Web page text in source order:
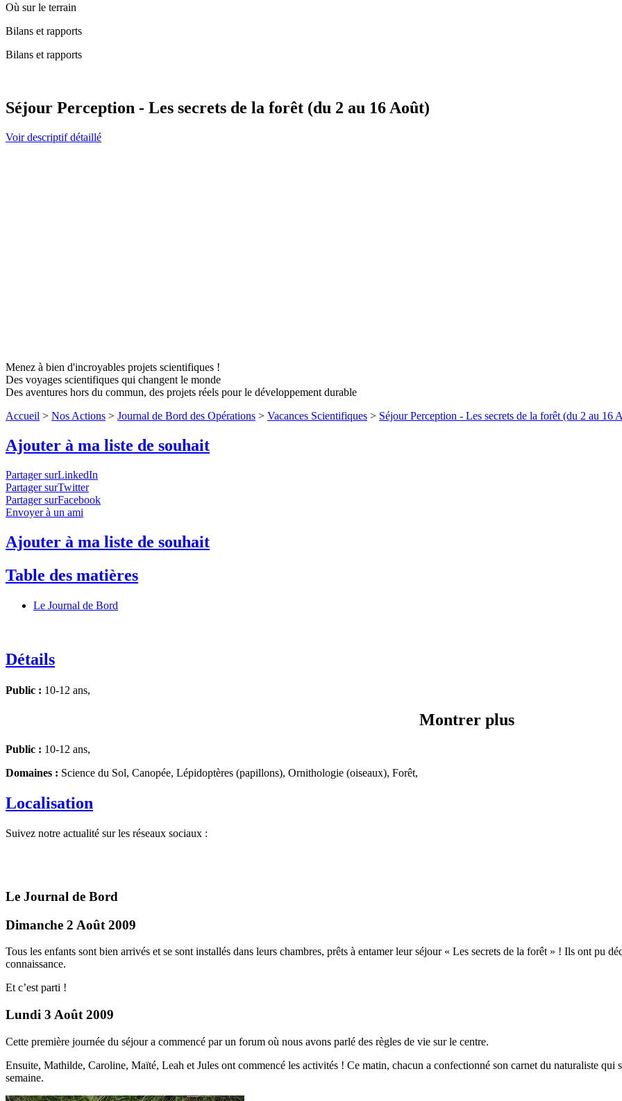
Où sur le terrain
Bilans et rapports
Bilans et rapports
Séjour Perception - Les secrets de la forêt (du 2 au 16 Août)
Voir descriptif détaillé
Menez à bien d'incroyables projets scientifiques !
Des voyages scientifiques qui changent le monde
Des aventures hors du commun, des projets réels pour le développement durable
Accueil > Nos Actions > Journal de Bord des Opérations > Vacances Scientifiques > Séjour Perception - Les secrets de la forêt (du 2 au 16
Ajouter à ma liste de souhait
Partager surLinkedIn
Partager surTwitter
Partager surFacebook
Envoyer à un ami
Ajouter à ma liste de souhait
Table des matières
Le Journal de Bord
Détails
Public : 10-12 ans,
Montrer plus
Public : 10-12 ans,
Domaines : Science du Sol, Canopée, Lépidoptères (papillons), Ornithologie (oiseaux), Forêt,
Localisation
Suivez notre actualité sur les réseaux sociaux :
Le Journal de Bord
Dimanche 2 Août 2009
Tous les enfants sont bien arrivés et se sont installés dans leurs chambres, prêts à entamer leur séjour « Les secrets de la forêt » ! Ils ont pu
connaissance.
Et c’est parti !
Lundi 3 Août 2009
Cette première journée du séjour a commencé par un forum où nous avons parlé des règles de vie sur le centre.
Ensuite, Mathilde, Caroline, Maïté, Leah et Jules ont commencé les activités ! Ce matin, chacun a confectionné son carnet du naturaliste qui
semaine.